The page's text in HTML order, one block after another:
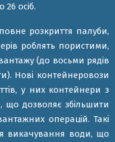
осіб.
розкриття палуби,
роблять пористими,
(до восьми рядів
Нові контейнеровози
у них контейнери з
що дозволяє збільшити
операцій. Такі
викачування води, що